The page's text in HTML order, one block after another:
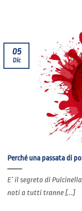
Perché una passata di
E’ il segreto di
noti a tutti tranne [...]
05
Dic